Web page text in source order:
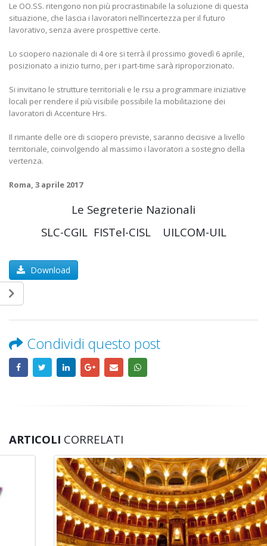
Le OO.SS. ritengono non più procrastinabile la soluzione di questa
situazione, che lascia i lavoratori nell’incertezza per il futuro
lavorativo, senza avere prospettive certe.
Lo sciopero nazionale di 4 ore si terrà il prossimo giovedì 6 aprile,
posizionato a inizio turno, per i part-time sarà riproporzionato.
Si invitano le strutture territoriali e le rsu a programmare iniziative
locali per rendere il più visibile possibile la mobilitazione dei
lavoratori di Accenture Hrs.
Il rimante delle ore di sciopero previste, saranno decisive a livello
territoriale, coinvolgendo al massimo i lavoratori a sostegno della
vertenza.
Roma, 3 aprile 2017
Le Segreterie Nazionali
SLC-CGIL FISTel-CISL UILCOM-UIL
Download
Condividi questo post
ARTICOLI CORRELATI